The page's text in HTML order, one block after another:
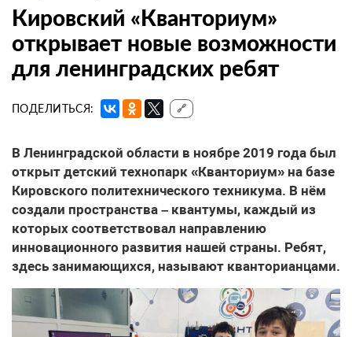
Кировский «Кванториум»
открывает новые возможности
для ленинградских ребят
ПОДЕЛИТЬСЯ: 🔗
В Ленинградской области в ноябре 2019 года был
открыт детский технопарк «Кванториум» на базе
Кировского политехнического техникума. В нём
создали пространства – квантумы, каждый из
которых соответствовал направлению
инновационного развития нашей страны. Ребят,
здесь занимающихся, называют кванторианцами.